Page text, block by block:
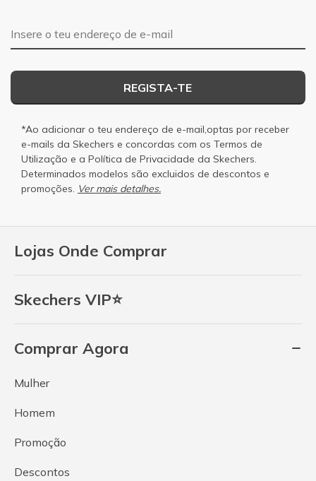
Lojas Onde Comprar
Skechers VIP⭐
Comprar Agora
Mulher
Homem
Promoção
Descontos
Endereço de e-mail
REGISTA-TE
*Ao adicionar o teu endereço de e-mail,optas por receber
e-mails da Skechers e concordas com os Termos de
Utilização e a Política de Privacidade da Skechers.
Determinados modelos são excluidos de descontos e
promoções. Ver mais detalhes.